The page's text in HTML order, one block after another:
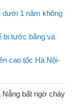
dưới 1 năm không
bị tước bằng và
cao tốc Hà Nội-